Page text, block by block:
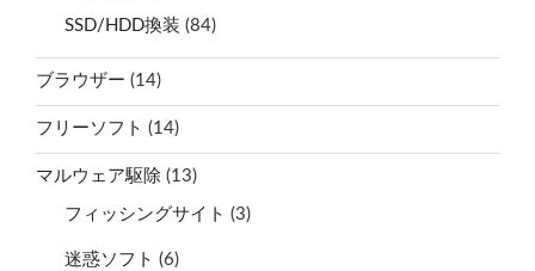
SSD/HDD換装 (84)
ブラウザー (14)
フリーソフト (14)
マルウェア駆除 (13)
フィッシングサイト (3)
迷惑ソフト (6)